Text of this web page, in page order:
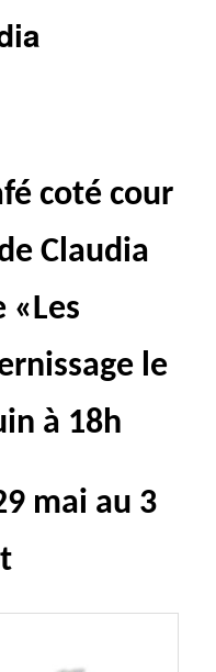
coté cour
Claudia
«Les
le
à 18h
mai au 3